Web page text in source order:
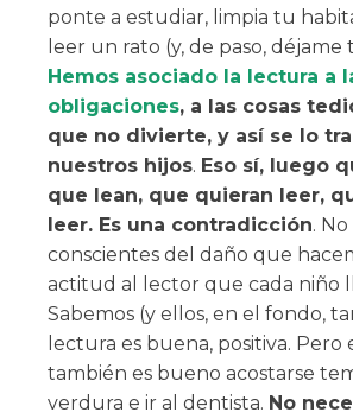
ponte a estudiar, limpia tu
leer un rato (y, de paso, déjame
Hemos asociado la lectura a
obligaciones, a las cosas
que no divierte, y así se lo
nuestros hijos. Eso sí, luego
que lean, que quieran leer,
leer. Es una contradicción.
conscientes del daño que
actitud al lector que cada niño
Sabemos (y ellos, en el fondo,
lectura es buena, positiva. Pero
también es bueno acostarse
verdura e ir al dentista. No